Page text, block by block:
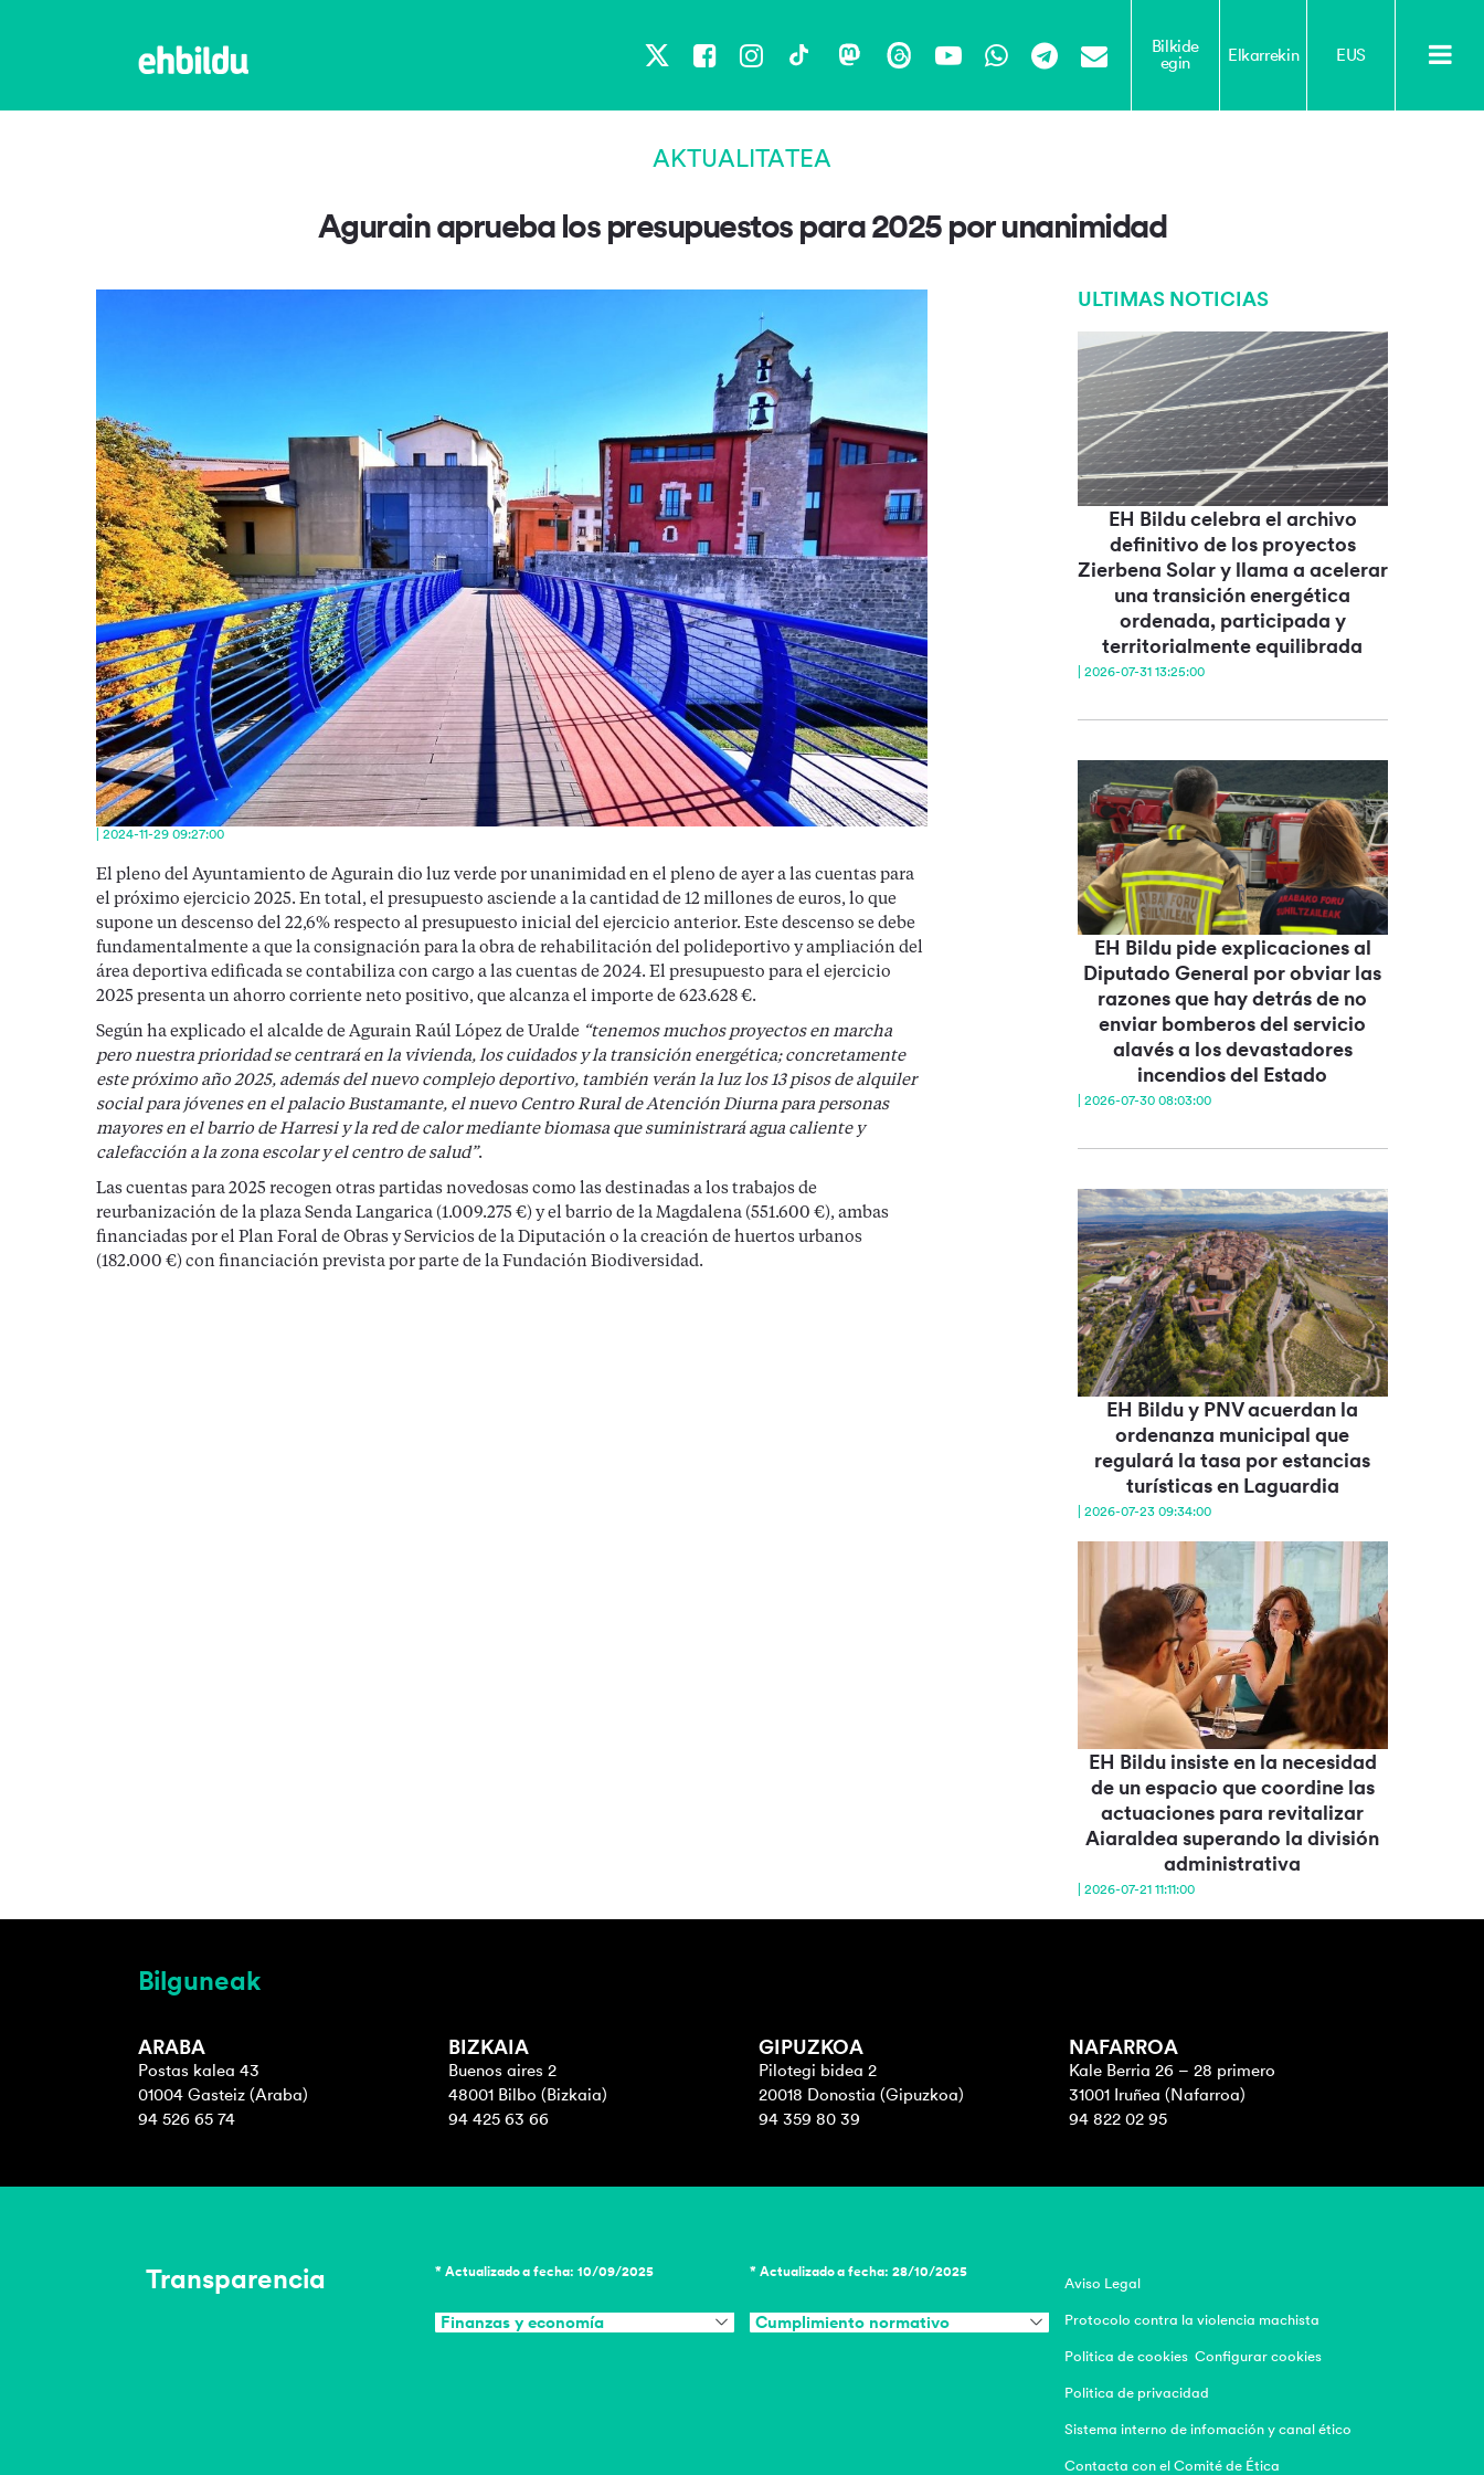
X Facebook
Instagram
TikTokMastodon
ThreadsYouTubeWhatsApp
Telegram
Email
Bilkide
egin
Elkarrekin EUS
AKTUALITATEA
Agurain aprueba los presupuestos para 2025 por unanimidad
| 2024-11-29 09:27:00
El pleno del Ayuntamiento de Agurain dio luz verde por unanimidad en el pleno de ayer a las cuentas para
el próximo ejercicio 2025. En total, el presupuesto asciende a la cantidad de 12 millones de euros, lo que
supone un descenso del 22,6% respecto al presupuesto inicial del ejercicio anterior. Este descenso se debe
fundamentalmente a que la consignación para la obra de rehabilitación del polideportivo y ampliación del
área deportiva edificada se contabiliza con cargo a las cuentas de 2024. El presupuesto para el ejercicio
2025 presenta un ahorro corriente neto positivo, que alcanza el importe de 623.628 €.
Según ha explicado el alcalde de Agurain Raúl López de Uralde “tenemos muchos proyectos en marcha
pero nuestra prioridad se centrará en la vivienda, los cuidados y la transición energética; concretamente
este próximo año 2025, además del nuevo complejo deportivo, también verán la luz los 13 pisos de alquiler
social para jóvenes en el palacio Bustamante, el nuevo Centro Rural de Atención Diurna para personas
mayores en el barrio de Harresi y la red de calor mediante biomasa que suministrará agua caliente y
calefacción a la zona escolar y el centro de salud”.
Las cuentas para 2025 recogen otras partidas novedosas como las destinadas a los trabajos de
reurbanización de la plaza Senda Langarica (1.009.275 €) y el barrio de la Magdalena (551.600 €), ambas
financiadas por el Plan Foral de Obras y Servicios de la Diputación o la creación de huertos urbanos
(182.000 €) con financiación prevista por parte de la Fundación Biodiversidad.
ULTIMAS NOTICIAS
EH Bildu celebra el archivo
definitivo de los proyectos
Zierbena Solar y llama a acelerar
una transición energética
ordenada, participada y
territorialmente equilibrada
| 2026-07-31 13:25:00
EH Bildu pide explicaciones al
Diputado General por obviar las
razones que hay detrás de no
enviar bomberos del servicio
alavés a los devastadores
incendios del Estado
| 2026-07-30 08:03:00
EH Bildu y PNV acuerdan la
ordenanza municipal que
regulará la tasa por estancias
turísticas en Laguardia
| 2026-07-23 09:34:00
EH Bildu insiste en la necesidad
de un espacio que coordine las
actuaciones para revitalizar
Aiaraldea superando la división
administrativa
| 2026-07-21 11:11:00
Bilguneak
ARABA
Postas kalea 43
01004 Gasteiz (Araba)
94 526 65 74
BIZKAIA
Buenos aires 2
48001 Bilbo (Bizkaia)
94 425 63 66
GIPUZKOA
Pilotegi bidea 2
20018 Donostia (Gipuzkoa)
94 359 80 39
NAFARROA
Kale Berria 26 – 28 primero
31001 Iruñea (Nafarroa)
94 822 02 95
Transparencia * Actualizado a fecha: 10/09/2025
Finanzas y economía
* Actualizado a fecha: 28/10/2025
Cumplimiento normativo
Aviso Legal
Protocolo contra la violencia machista
Politica de cookies Configurar cookies
Politica de privacidad
Sistema interno de infomación y canal ético
Contacta con el Comité de Ética